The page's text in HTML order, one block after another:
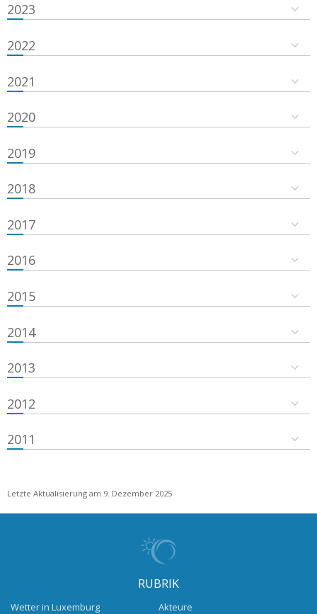
2023
2022
2021
2020
2019
2018
2017
2016
2015
2014
2013
2012
2011
Letzte Aktualisierung am 9. Dezember 2025
RUBRIK
Wetter in Luxemburg
Akteure